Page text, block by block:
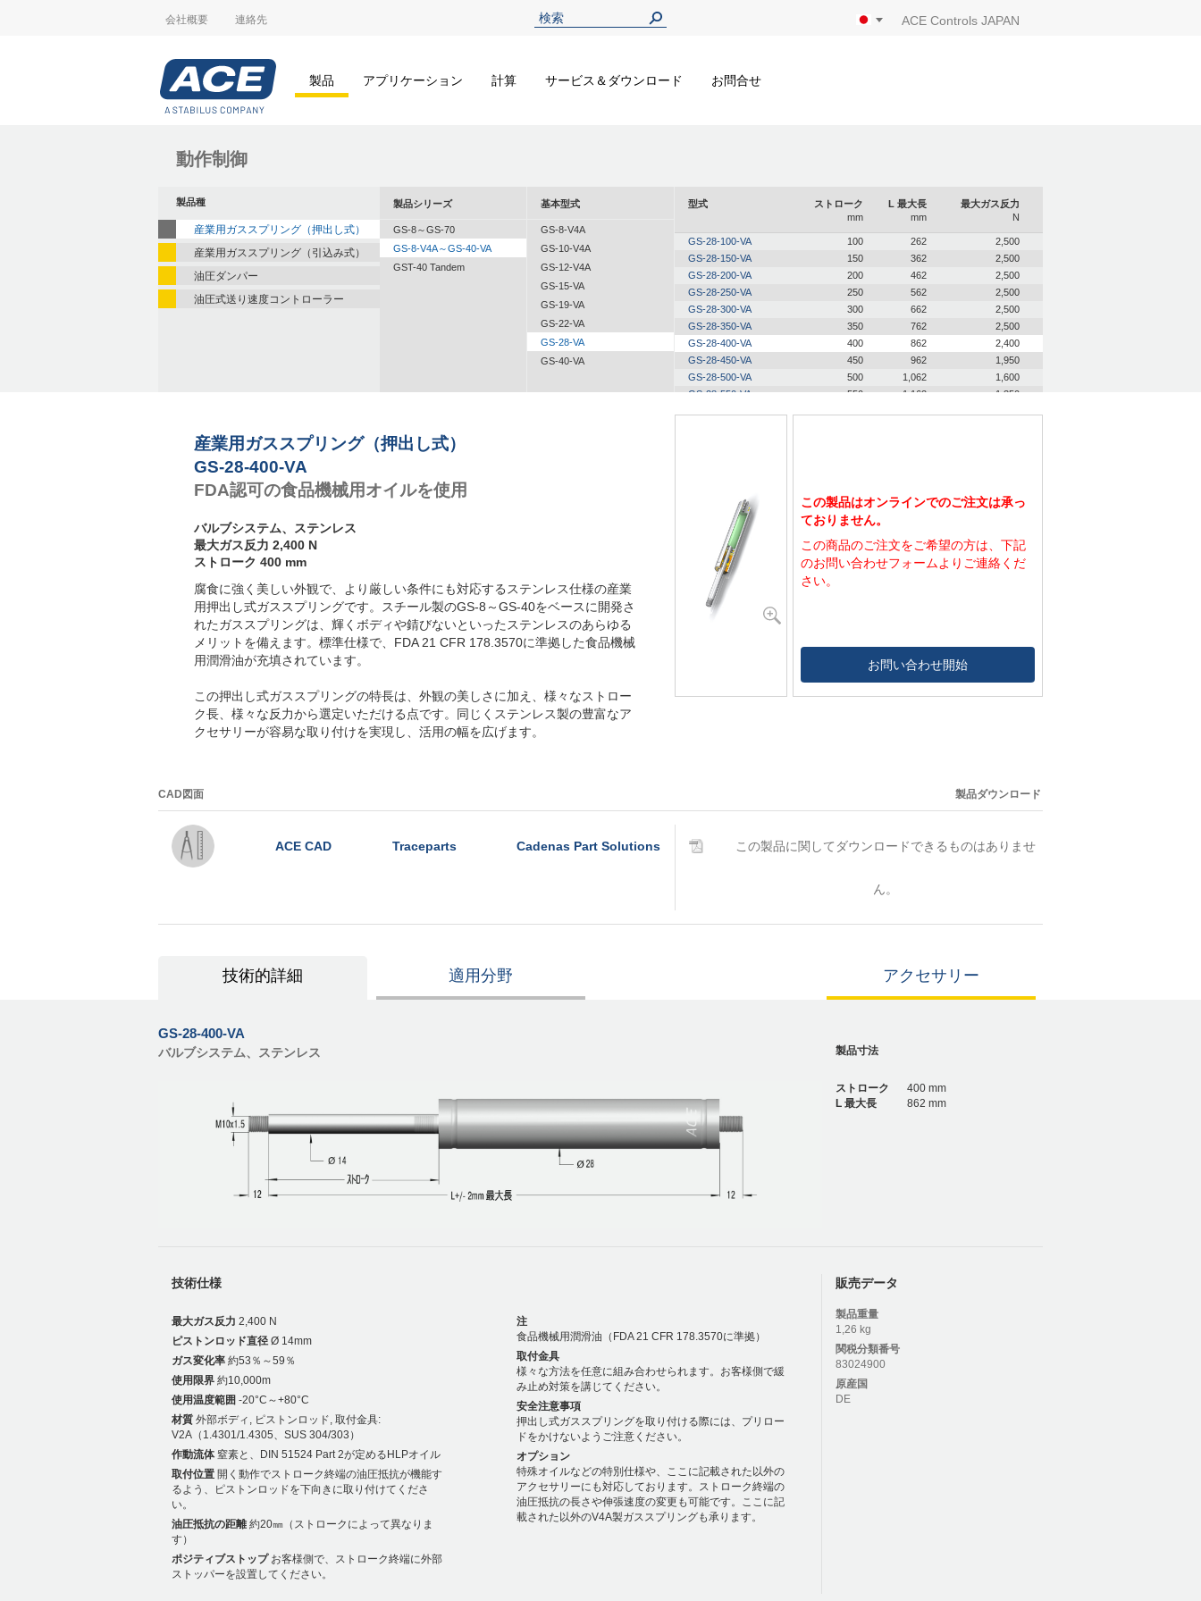
会社概要 連絡先 ACE Controls JAPAN
製品 アプリケーション 計算 サービス＆ダウンロード お問合せ
動作制御
製品種
産業用ガススプリング（押出し式）
産業用ガススプリング（引込み式）
油圧ダンパー
油圧式送り速度コントローラー
製品シリーズ
GS-8～GS-70
GS-8-V4A～GS-40-VA
GST-40 Tandem
基本型式
GS-8-V4A
GS-10-V4A
GS-12-V4A
GS-15-VA
GS-19-VA
GS-22-VA
GS-28-VA
GS-40-VA
型式
ストローク
mm
L 最大長
mm
最大ガス反力
N
GS-28-100-VA 100 262
2,500
GS-28-150-VA
150 362
2,500
GS-28-200-VA
200 462
2,500
GS-28-250-VA
250 562
2,500
GS-28-300-VA
300 662
2,500
GS-28-350-VA
350 762
2,500
GS-28-400-VA
400 862
2,400
GS-28-450-VA
450 962
1,950
GS-28-500-VA
500 1,062
1,600
GS-28-550-VA
550 1,162
1,350
産業用ガススプリング（押出し式）
GS-28-400-VA
FDA認可の食品機械用オイルを使用
バルブシステム、ステンレス
最大ガス反力 2,400 N
ストローク 400 mm
腐食に強く美しい外観で、より厳しい条件にも対応するステンレス仕様の産業
用押出し式ガススプリングです。スチール製のGS-8～GS-40をベースに開発さ
れたガススプリングは、輝くボディや錆びないといったステンレスのあらゆる
メリットを備えます。標準仕様で、FDA 21 CFR 178.3570に準拠した食品機械
用潤滑油が充填されています。
この押出し式ガススプリングの特長は、外観の美しさに加え、様々なストロー
ク長、様々な反力から選定いただける点です。同じくステンレス製の豊富なア
クセサリーが容易な取り付けを実現し、活用の幅を広げます。
この製品はオンラインでのご注文は承っ
ておりません。
この商品のご注文をご希望の方は、下記
のお問い合わせフォームよりご連絡くだ
さい。
お問い合わせ開始
CAD図面 製品ダウンロード
ACE CAD Traceparts Cadenas Part Solutions この製品に関してダウンロードできるものはありませ
ん。
技術的詳細 適用分野 アクセサリー
GS-28-400-VA
バルブシステム、ステンレス 製品寸法
ストローク
400 mm
L 最大長
862 mm
技術仕様
最大ガス反力 2,400 N
ピストンロッド直径 Ø 14mm
ガス変化率 約53％～59％
使用限界 約10,000m
使用温度範囲 -20°C～+80°C
材質 外部ボディ, ピストンロッド, 取付金具:
V2A（1.4301/1.4305、SUS 304/303）
作動流体窒素と、DIN 51524 Part 2が定めるHLPオイル
取付位置 開く動作でストローク終端の油圧抵抗が機能す
るよう、ピストンロッドを下向きに取り付けてくださ
い。
油圧抵抗の距離約20㎜（ストロークによって異なりま
す）
ポジティブストップお客様側で、ストローク終端に外部
ストッパーを設置してください。
注
食品機械用潤滑油（FDA 21 CFR 178.3570に準拠）
取付金具
様々な方法を任意に組み合わせられます。お客様側で緩
み止め対策を講じてください。
安全注意事項
押出し式ガススプリングを取り付ける際には、プリロー
ドをかけないようご注意ください。
オプション
特殊オイルなどの特別仕様や、ここに記載された以外の
アクセサリーにも対応しております。ストローク終端の
油圧抵抗の長さや伸張速度の変更も可能です。ここに記
載された以外のV4A製ガススプリングも承ります。
販売データ
製品重量
1,26 kg
関税分類番号
83024900
原産国
DE